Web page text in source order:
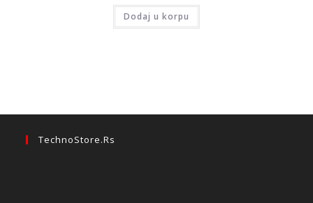
Dodaj u korpu
TechnoStore.rs